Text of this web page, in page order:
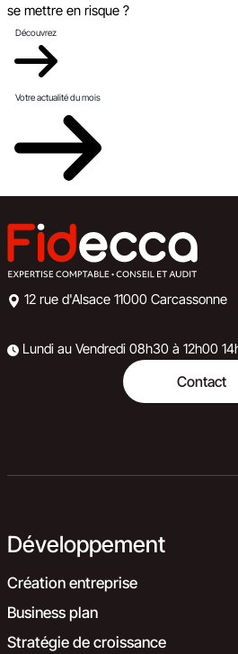
se mettre en risque ?
Découvrez
Votre actualité du mois
12 rue d'Alsace 11000 Carcassonne
Lundi au Vendredi 08h30 à 12h00
Contact
Développement
Création entreprise
Business plan
Stratégie de croissance